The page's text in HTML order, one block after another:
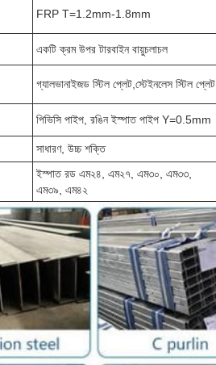
FRP T=1.2mm-1.8mm
একটি ক্রম উপর টারবাইন বায়ুচলাচল
গ্যালভানাইজড স্টিল প্লেট,স্টেইনলেস স্টিল প্লেট
পিভিসি পাইপ, রঙিন ইস্পাত পাইপ Y=0.5mm
সাধারণ, উচ্চ শক্তি
ইস্পাত রড এম২৪, এম২৭, এম৩০, এম৩৩,
এম৩৯, এম৪২